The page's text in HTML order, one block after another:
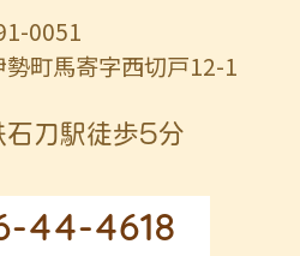
0051
町馬寄字西切戸12-1
石刀駅徒歩5分
44-4618